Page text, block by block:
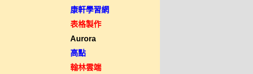
康軒學習網
表格製作
Aurora
高點
翰林雲端